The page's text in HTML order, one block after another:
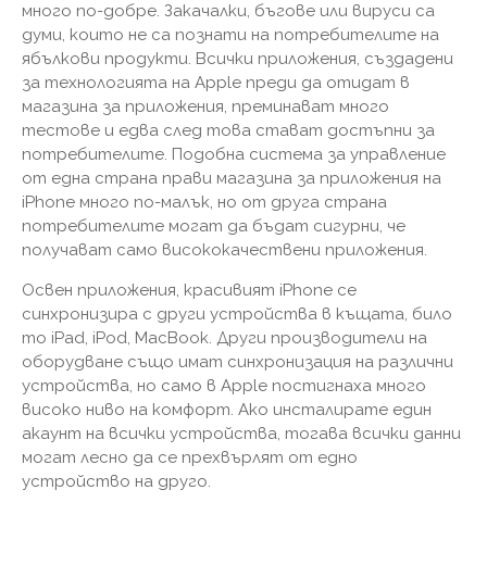
много по-добре. Закачалки, бъгове или вируси са
думи, които не са познати на потребителите на
ябълкови продукти. Всички приложения, създадени
за технологията на Apple преди да отидат в
магазина за приложения, преминават много
тестове и едва след това стават достъпни за
потребителите. Подобна система за управление
от една страна прави магазина за приложения на
iPhone много по-малък, но от друга страна
потребителите могат да бъдат сигурни, че
получават само висококачествени приложения.
Освен приложения, красивият iPhone се
синхронизира с други устройства в къщата, било
то iPad, iPod, MacBook. Други производители на
оборудване също имат синхронизация на различни
устройства, но само в Apple постигнаха много
високо ниво на комфорт. Ако инсталирате един
акаунт на всички устройства, тогава всички данни
могат лесно да се прехвърлят от едно
устройство на друго.